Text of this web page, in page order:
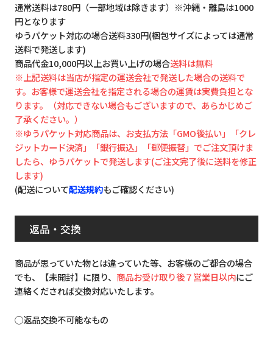
通常送料は780円（一部地域は除きます）※沖縄・離島は1000
円となります
ゆうパケット対応の場合送料330円(梱包サイズによっては通常
送料で発送します)
商品代金10,000円以上お買い上げの場合送料は無料
※上記送料は当店が指定の運送会社で発送した場合の送料で
す。お客様で運送会社を指定される場合の運賃は実費負担とな
ります。（対応できない場合もございますので、あらかじめご
了承ください。）
※ゆうパケット対応商品は、お支払方法「GMO後払い」「クレ
ジットカード決済」「銀行振込」「郵便振替」でご注文頂けま
したら、ゆうパケットで発送します(ご注文完了後に送料を修正
します)
(配送について配送規約もご確認ください)
返品・交換
商品が思っていた物とは違っていた等、お客様のご都合の場合
でも、【未開封】に限り、 商品お受け取り後７営業日以内にご
連絡くだされば交換対応いたします。
◯返品交換不可能なもの